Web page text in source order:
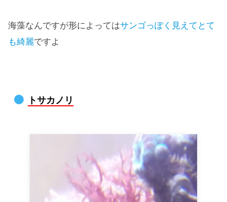
海藻なんですが形によってはサンゴっぽく見えてとて
も綺麗ですよ
トサカノリ